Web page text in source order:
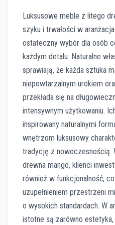
Luksusowe meble z litego
szyku i trwałości w
ostateczny wybór dla osób
każdym detalu. Naturalne
sprawiają, że każda sztuka
niepowtarzalnym urokiem
przekłada się na
intensywnym użytkowaniu.
inspirowany naturalnymi
wnętrzom luksusowy
tradycję z nowoczesnością.
drewna mango, klienci
również w funkcjonalność,
uzupełnieniem przestrzeni
o wysokich standardach. W
istotne są zarówno